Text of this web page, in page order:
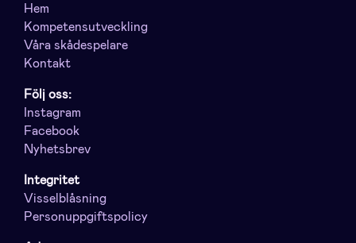
Hem
Kompetensutveckling
Våra skådespelare
Kontakt
Följ oss:
Instagram
Facebook
Nyhetsbrev
Integritet
Visselblåsning
Personuppgiftspolicy